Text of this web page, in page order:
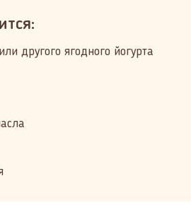
другого ягодного йогурта